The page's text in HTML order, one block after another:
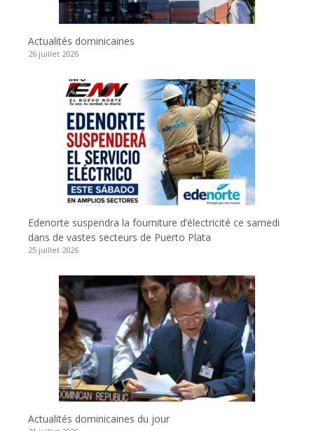
Actualités dominicaines
26 juillet 2026
Edenorte suspendra la fourniture d’électricité ce samedi
dans de vastes secteurs de Puerto Plata
25 juillet 2026
Actualités dominicaines du jour